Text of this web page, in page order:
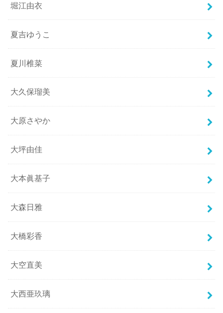
堀江由衣
夏吉ゆうこ
夏川椎菜
大久保瑠美
大原さやか
大坪由佳
大本眞基子
大森日雅
大橋彩香
大空直美
大西亜玖璃